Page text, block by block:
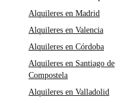
Alquileres en Madrid
Alquileres en Valencia
Alquileres en Córdoba
Alquileres en Santiago de
Compostela
Alquileres en Valladolid